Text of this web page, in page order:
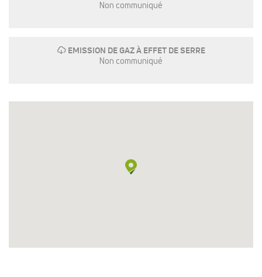
Non communiqué
g EMISSION DE GAZ À EFFET DE SERRE
Non communiqué